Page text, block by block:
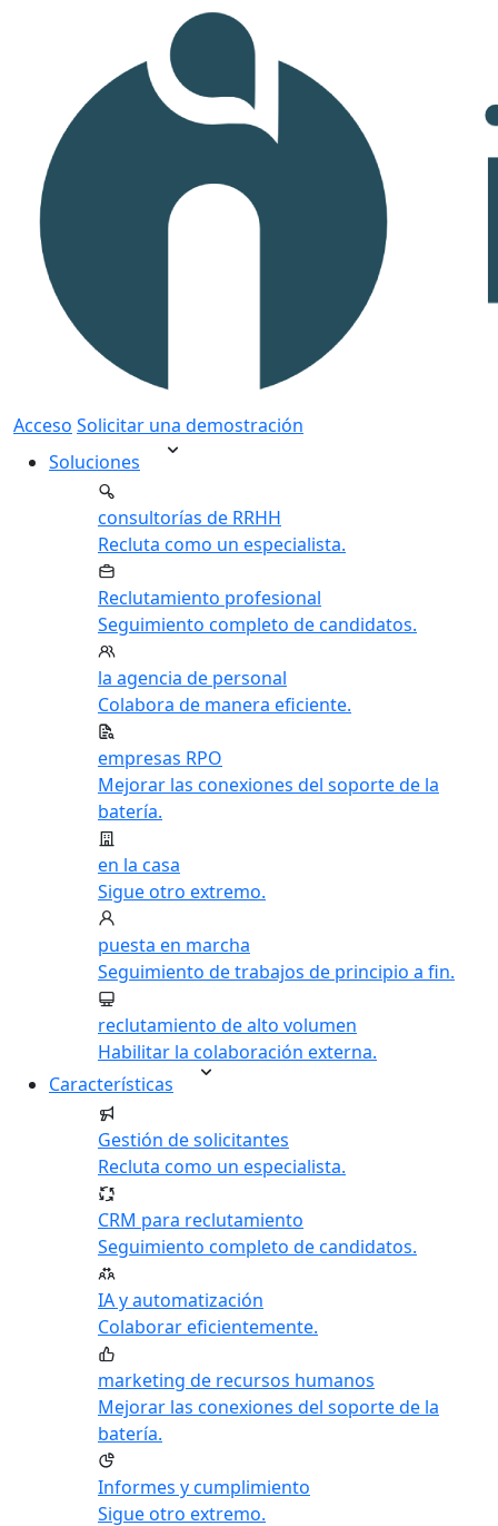
Acceso Solicitar una demostración
Soluciones
consultorías de RRHH
Recluta como un especialista.
Reclutamiento profesional
Seguimiento completo de candidatos.
la agencia de personal
Colabora de manera eficiente.
empresas RPO
Mejorar las conexiones del soporte de la
batería.
en la casa
Sigue otro extremo.
puesta en marcha
Seguimiento de trabajos de principio a fin.
reclutamiento de alto volumen
Habilitar la colaboración externa.
Características
Gestión de solicitantes
Recluta como un especialista.
CRM para reclutamiento
Seguimiento completo de candidatos.
IA y automatización
Colaborar eficientemente.
marketing de recursos humanos
Mejorar las conexiones del soporte de la
batería.
Informes y cumplimiento
Sigue otro extremo.